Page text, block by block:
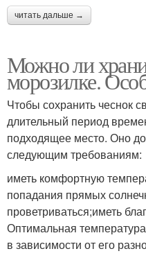
читать дальше →
Можно ли
морозилке.
Чтобы сохранить чеснок
длительный период
подходящее место. Оно
следующим требованиям:
иметь комфортную
попадания прямых
проветриваться;иметь
Оптимальная
в зависимости от его